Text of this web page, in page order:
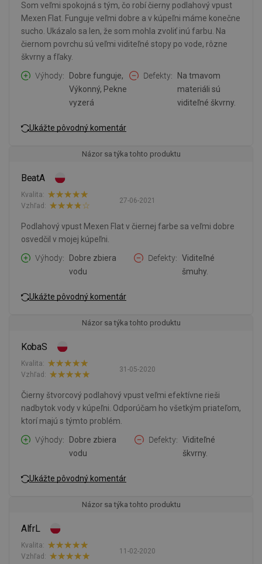
Som veľmi spokojná s tým, čo robí čierny podlahový vpust
Mexen Flat. Funguje veľmi dobre a v kúpeľni máme konečne
sucho. Ukázalo sa len, že som mohla zvoliť inú farbu. Na
čiernom povrchu sú veľmi viditeľné stopy po vode, rôzne
škvrny a fľaky.
Výhody
Dobre funguje,
Výkonný, Pekne
vyzerá
Defekty
Na tmavom
materiáli sú
viditeľné škvrny.
Ukážte pôvodný komentár
Názor sa týka tohto produktu
BeatA
27-06-2021
Kvalita:
Vzhľad:
Podlahový vpust Mexen Flat v čiernej farbe sa veľmi dobre
osvedčil v mojej kúpeľni.
Výhody
Dobre zbiera
vodu
Defekty
Viditeľné
šmuhy.
Ukážte pôvodný komentár
Názor sa týka tohto produktu
KobaS
31-05-2020
Kvalita:
Vzhľad:
Čierny štvorcový podlahový vpust veľmi efektívne rieši
nadbytok vody v kúpeľni. Odporúčam ho všetkým priateľom,
ktorí majú s týmto problém.
Výhody
Dobre zbiera
vodu
Defekty
Viditeľné
škvrny.
Ukážte pôvodný komentár
Názor sa týka tohto produktu
AlfrL
11-02-2020
Kvalita:
Vzhľad: